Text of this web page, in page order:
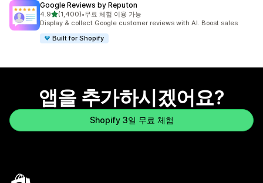
Google Reviews by Reputon
4.9별 5개 중
(1,400)
총 리뷰 1400개
•무료 체험 이용 가능
Display & collect Google customer reviews with AI. Boost sales
Built for Shopify
앱을 추가하시겠어요?
Shopify 3일 무료 체험